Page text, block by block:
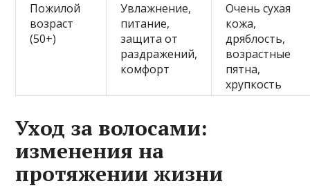
Пожилой
возраст
(50+)
Увлажнение,
питание,
защита от
раздражений,
комфорт
Очень сухая
кожа,
дряблость,
возрастные
пятна,
хрупкость
Уход за волосами:
изменения на
протяжении жизни